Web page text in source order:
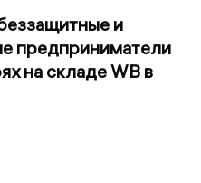
и
предприниматели
на складе WB в